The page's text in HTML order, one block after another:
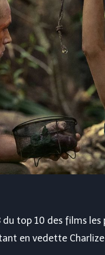
top 10 des films les
en vedette